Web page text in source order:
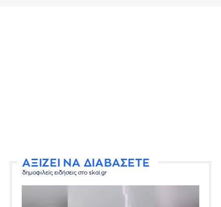
ΑΞΙΖΕΙ ΝΑ ΔΙΑΒΑΣΕΤΕ
δημοφιλείς ειδήσεις στο skai.gr